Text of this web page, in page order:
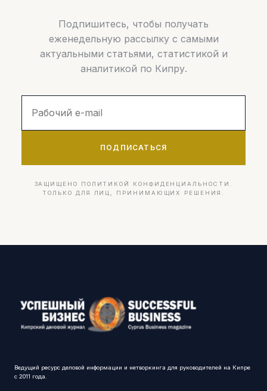
Подпишитесь, чтобы получать
еженедельную рассылку с самыми
актуальными статьями, статистикой и
аналитикой по Кипру.
ПОДПИСАТЬСЯ
ЗАЩИЩЕНО ПОЛИТИКОЙ КОНФИДЕНЦИАЛЬНОСТИ.
ТОЛЬКО ДЛЯ ЛИЦ, ПРИНИМАЮЩИХ РЕШЕНИЯ.
Ведущий ресурс деловой информации и нетворкинга для руководителей на Кипре
с 2011 года.